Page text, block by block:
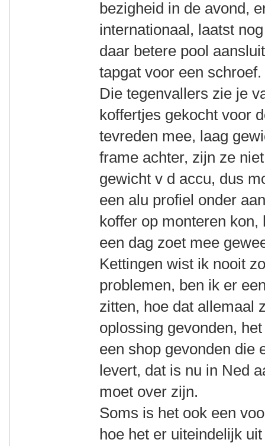
bezigheid in de avond,
internationaal, laatst
daar betere pool
tapgat voor een schroef.
Die tegenvallers zie je
koffertjes gekocht voor
tevreden mee, laag
frame achter, zijn ze
gewicht v d accu, dus
een alu profiel onder
koffer op monteren
een dag zoet mee
Kettingen wist ik nooit
problemen, ben ik er
zitten, hoe dat allemaal
oplossing gevonden,
een shop gevonden die
levert, dat is nu in Ned
moet over zijn.
Soms is het ook een
hoe het er uiteindelijk